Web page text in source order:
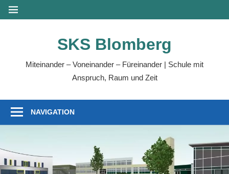
Zum
Inhalt
MENÜ
SKS Blomberg
Miteinander – Voneinander – Füreinander | Schule mit
Anspruch, Raum und Zeit
NAVIGATION